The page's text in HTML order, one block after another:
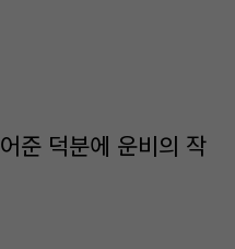
준 덕분에 운비의 작